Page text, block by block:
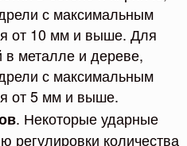
с максимальным
от 10 мм и выше. Для
в металле и дереве,
с максимальным
от 5 мм и выше.
. Некоторые ударные
регулировки количества